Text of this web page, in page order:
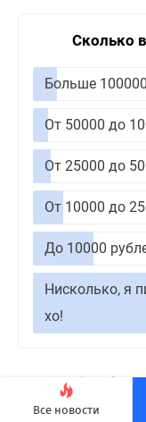
Все новости
Сколько
Больше
От 50000 до
От 25000 до
От 10000 до
До 10000
Нисколько, я
хо!
Anthropic